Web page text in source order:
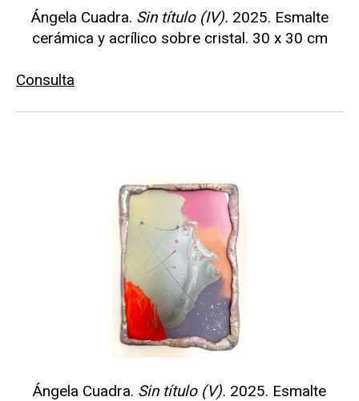
Ángela Cuadra. Sin título (IV). 2025. Esmalte
cerámica y acrílico sobre cristal. 30 x 30 cm
Consulta
Ángela Cuadra. Sin título (V). 2025. Esmalte